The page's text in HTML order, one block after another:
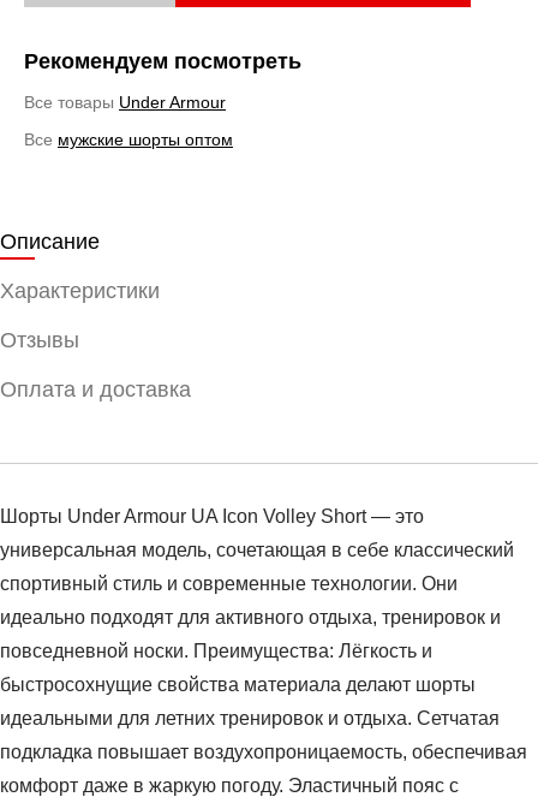
Рекомендуем посмотреть
Все товары Under Armour
Все мужские шорты оптом
Описание
Характеристики
Отзывы
Оплата и доставка
Шорты Under Armour UA Icon Volley Short — это
универсальная модель, сочетающая в себе классический
спортивный стиль и современные технологии. Они
идеально подходят для активного отдыха, тренировок и
повседневной носки. Преимущества: Лёгкость и
быстросохнущие свойства материала делают шорты
идеальными для летних тренировок и отдыха. Сетчатая
подкладка повышает воздухопроницаемость, обеспечивая
комфорт даже в жаркую погоду. Эластичный пояс с